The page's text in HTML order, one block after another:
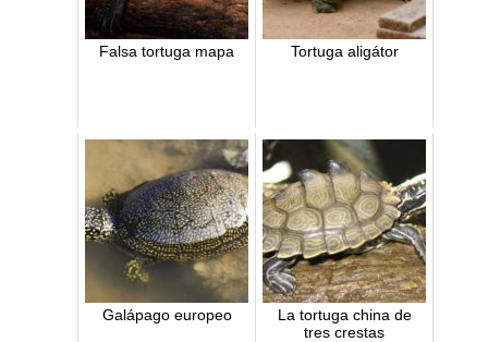
Falsa tortuga mapa Tortuga aligátor
Galápago europeo
La tortuga china de
tres crestas